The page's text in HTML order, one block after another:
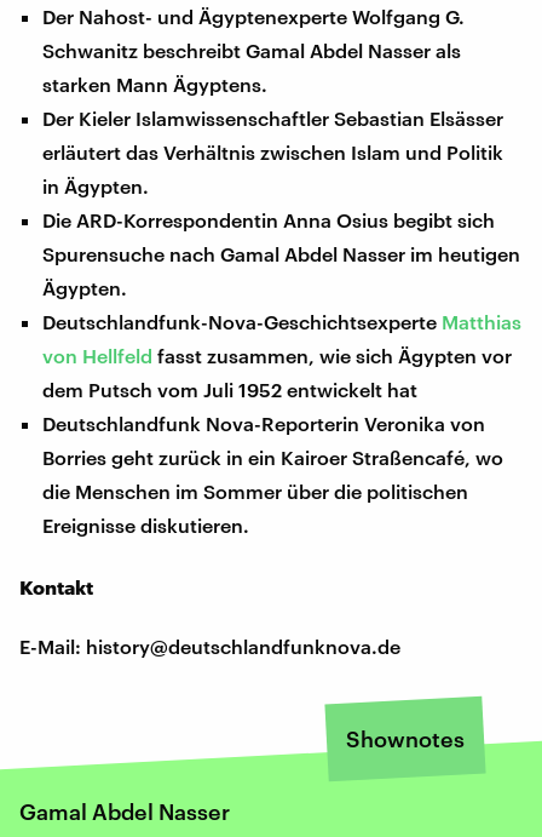
Der Nahost- und Ägyptenexperte Wolfgang G.
Schwanitz beschreibt Gamal Abdel Nasser als
starken Mann Ägyptens.
Der Kieler Islamwissenschaftler Sebastian Elsässer
erläutert das Verhältnis zwischen Islam und Politik
in Ägypten.
Die ARD-Korrespondentin Anna Osius begibt sich
Spurensuche nach Gamal Abdel Nasser im heutigen
Ägypten.
Deutschlandfunk-Nova-Geschichtsexperte Matthias
von Hellfeld fasst zusammen, wie sich Ägypten vor
dem Putsch vom Juli 1952 entwickelt hat
Deutschlandfunk Nova-Reporterin Veronika von
Borries geht zurück in ein Kairoer Straßencafé, wo
die Menschen im Sommer über die politischen
Ereignisse diskutieren.
Kontakt
E-Mail: history@deutschlandfunknova.de
Shownotes
Gamal Abdel Nasser